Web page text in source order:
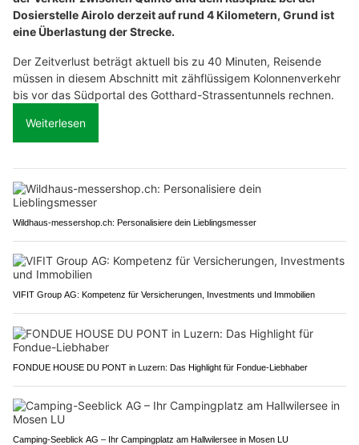
Dosierstelle Airolo derzeit auf rund 4 Kilometern, Grund ist
eine Überlastung der Strecke.
Der Zeitverlust beträgt aktuell bis zu 40 Minuten, Reisende
müssen in diesem Abschnitt mit zähflüssigem Kolonnenverkehr
bis vor das Südportal des Gotthard-Strassentunnels rechnen.
Weiterlesen
Wildhaus-messershop.ch: Personalisiere dein Lieblingsmesser
VIFIT Group AG: Kompetenz für Versicherungen, Investments und Immobilien
FONDUE HOUSE DU PONT in Luzern: Das Highlight für Fondue-Liebhaber
Camping-Seeblick AG – Ihr Campingplatz am Hallwilersee in Mosen LU